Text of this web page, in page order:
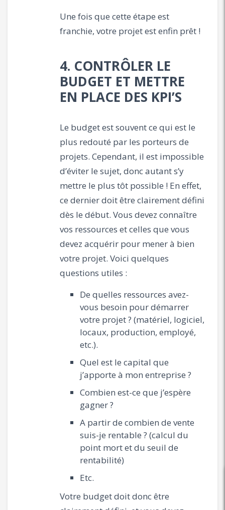
Une fois que cette étape est
franchie, votre projet est enfin prêt !
4. CONTRÔLER LE
BUDGET ET METTRE
EN PLACE DES KPI’S
Le budget est souvent ce qui est le
plus redouté par les porteurs de
projets. Cependant, il est impossible
d’éviter le sujet, donc autant s’y
mettre le plus tôt possible ! En effet,
ce dernier doit être clairement défini
dès le début. Vous devez connaître
vos ressources et celles que vous
devez acquérir pour mener à bien
votre projet. Voici quelques
questions utiles :
De quelles ressources avez-
vous besoin pour démarrer
votre projet ? (matériel, logiciel,
locaux, production, employé,
etc.).
Quel est le capital que
j’apporte à mon entreprise ?
Combien est-ce que j’espère
gagner ?
A partir de combien de vente
suis-je rentable ? (calcul du
point mort et du seuil de
rentabilité)
Etc.
Votre budget doit donc être